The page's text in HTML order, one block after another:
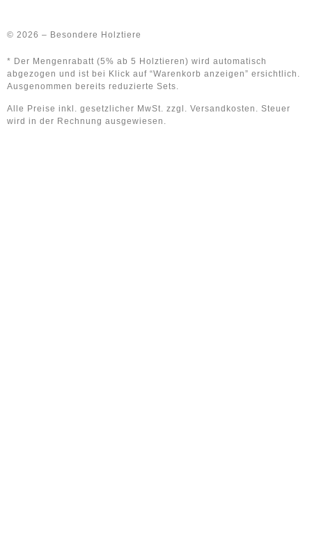
© 2026 – Besondere Holztiere
* Der Mengenrabatt (5% ab 5 Holztieren) wird automatisch
abgezogen und ist bei Klick auf “Warenkorb anzeigen” ersichtlich.
Ausgenommen bereits reduzierte Sets.
Alle Preise inkl. gesetzlicher MwSt. zzgl. Versandkosten. Steuer
wird in der Rechnung ausgewiesen.